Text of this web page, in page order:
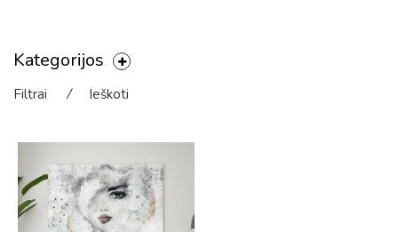
Kategorijos
Filtrai ⁄ Ieškoti